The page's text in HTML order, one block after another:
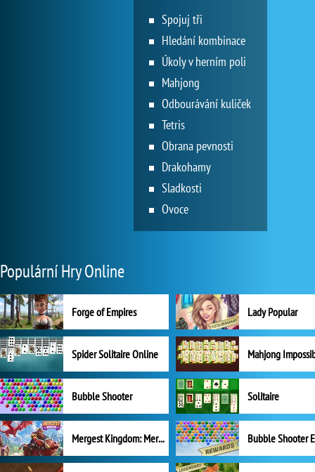
Spojuj tři
Hledání kombinace
Úkoly v herním poli
Mahjong
Odbourávání kuliček
Tetris
Obrana pevnosti
Drakohamy
Sladkosti
Ovoce
Populární Hry Online
Forge of Empires Lady Popular
Spider Solitaire Online Mahjong
Bubble Shooter Solitaire
Mergest Kingdom: Merge Puzzle